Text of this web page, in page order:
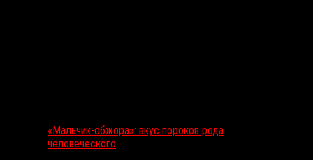
«Мальчик-обжора»: вкус пороков рода
человеческого